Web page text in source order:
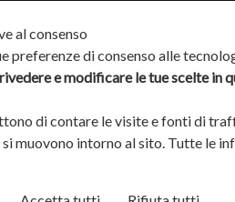
al consenso
preferenze di consenso alle
e modificare le tue scelte in
di contare le visite e fonti di
muovono intorno al sito. Tutte le